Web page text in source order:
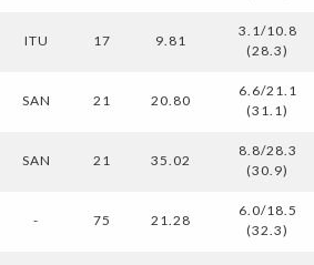
ITU 17 9.81
3.1/10.8
(28.3)
SAN 21 20.80
6.6/21.1
(31.1)
SAN 21 35.02
8.8/28.3
(30.9)
- 75 21.28
6.0/18.5
(32.3)